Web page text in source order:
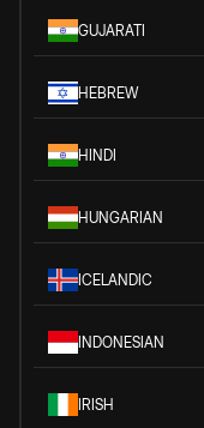
GUJARATI
HEBREW
HINDI
HUNGARIAN
ICELANDIC
INDONESIAN
IRISH